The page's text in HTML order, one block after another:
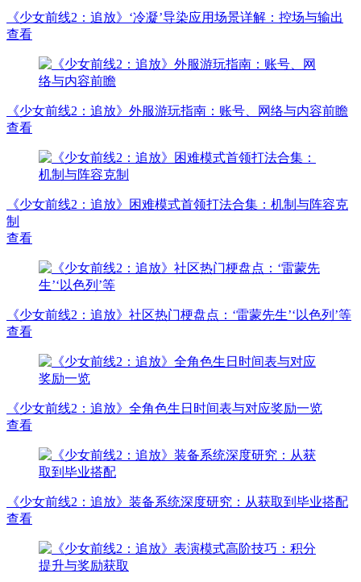
《少女前线2：追放》‘冷凝’导染应用场景详解：控场与输出
查看
《少女前线2：追放》外服游玩指南：账号、网络与内容前瞻
查看
《少女前线2：追放》困难模式首领打法合集：机制与阵容克
制
查看
《少女前线2：追放》社区热门梗盘点：‘雷蒙先生’‘以色列’等
查看
《少女前线2：追放》全角色生日时间表与对应奖励一览
查看
《少女前线2：追放》装备系统深度研究：从获取到毕业搭配
查看